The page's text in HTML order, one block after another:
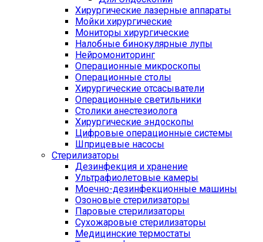
Хирургические лазерные аппараты
Мойки хирургические
Мониторы хирургические
Налобные бинокулярные лупы
Нейромониторинг
Операционные микроскопы
Операционные столы
Хирургические отсасыватели
Операционные светильники
Столики анестезиолога
Хирургические эндоскопы
Цифровые операционные системы
Шприцевые насосы
Стерилизаторы
Дезинфекция и хранение
Ультрафиолетовые камеры
Моечно-дезинфекционные машины
Озоновые стерилизаторы
Паровые стерилизаторы
Сухожаровые стерилизаторы
Медицинские термостаты